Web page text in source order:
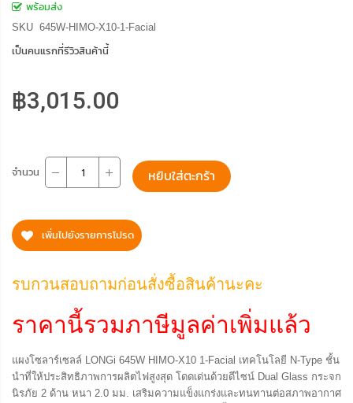
พร้อมส่ง
SKU 645W-HIMO-X10-1-Facial
เป็นคนแรกที่รีวิวสินค้านี้
฿3,015.00
จำนวน หยิบใส่ตะกร้า
เพิ่มไปยังรายการโปรด
รบกวนสอบถามก่อนสั่งซื้อสินค้านะคะ
ราคานี้รวมภาษีมูลค่าเพิ่มแล้ว
แผงโซลาร์เซลล์ LONGi 645W HIMO-X10 1-Facial เทคโนโลยี N-Type ชั้น
นำที่ให้ประสิทธิภาพการผลิตไฟสูงสุด โดดเด่นด้วยดีไซน์ Dual Glass กระจก
นิรภัย 2 ด้าน หนา 2.0 มม. เสริมความแข็งแกร่งและทนทานต่อสภาพอากาศ